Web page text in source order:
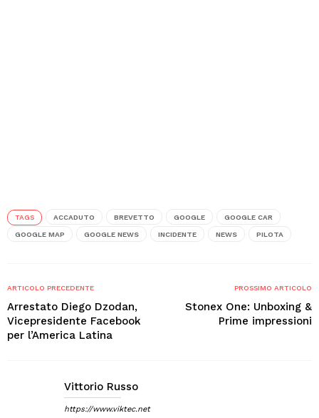
TAGS ACCADUTO BREVETTO GOOGLE GOOGLE CAR
GOOGLE MAP GOOGLE NEWS INCIDENTE NEWS PILOTA
ARTICOLO PRECEDENTE
Arrestato Diego Dzodan,
Vicepresidente Facebook
per l’America Latina
PROSSIMO ARTICOLO
Stonex One: Unboxing &
Prime impressioni
Vittorio Russo
https://www.viktec.net